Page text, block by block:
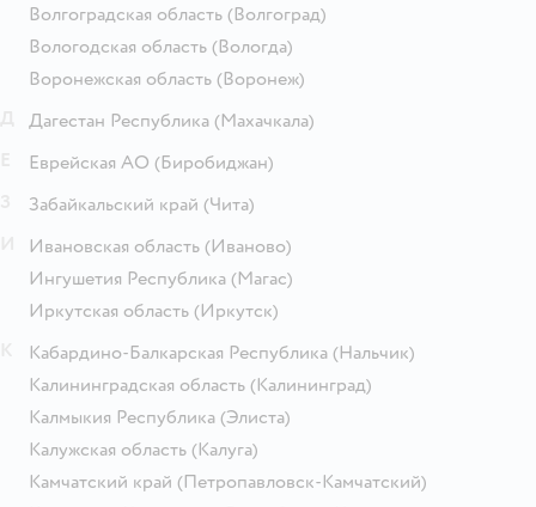
Волгоградская область (Волгоград)
Вологодская область (Вологда)
Воронежская область (Воронеж)
Дагестан Республика (Махачкала)
Еврейская АО (Биробиджан)
Забайкальский край (Чита)
Ивановская область (Иваново)
Ингушетия Республика (Магас)
Иркутская область (Иркутск)
Кабардино-Балкарская Республика (Нальчик)
Калининградская область (Калининград)
Калмыкия Республика (Элиста)
Калужская область (Калуга)
Камчатский край (Петропавловск-Камчатский)